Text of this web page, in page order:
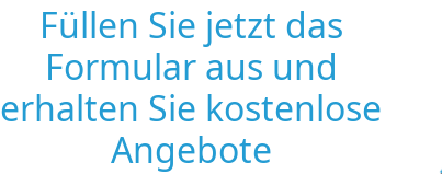
Füllen Sie jetzt das
Formular aus und
erhalten Sie kostenlose
Angebote